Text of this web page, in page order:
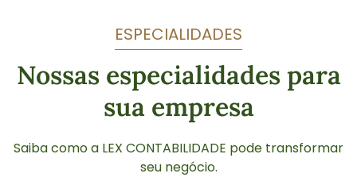
ESPECIALIDADES
Nossas especialidades para
sua empresa
Saiba como a LEX CONTABILIDADE pode transformar
seu negócio.